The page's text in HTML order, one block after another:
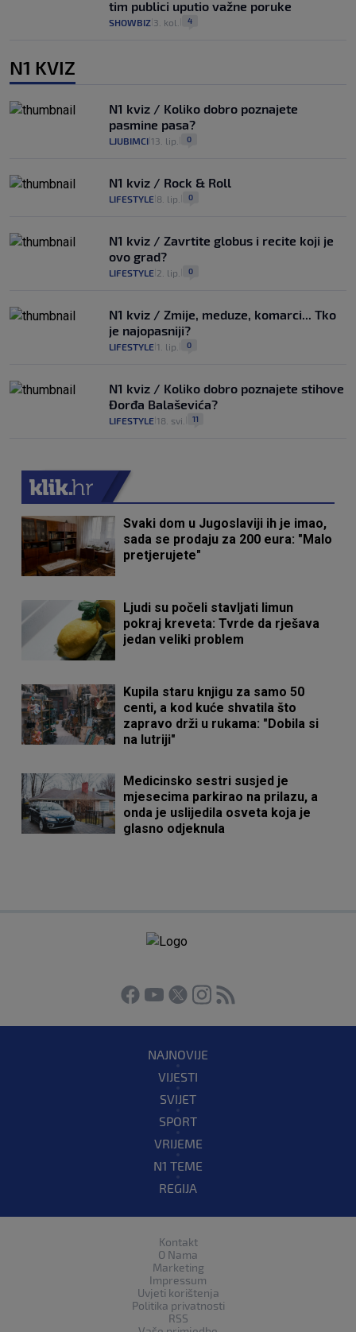
tim publici uputio važne poruke
SHOWBIZ 3. kol. 4
N1 KVIZ
N1 kviz / Koliko dobro poznajete
pasmine pasa?
LJUBIMCI 13. lip. 0
N1 kviz / Rock & Roll
LIFESTYLE 8. lip. 0
N1 kviz / Zavrtite globus i recite koji je
ovo grad?
LIFESTYLE 2. lip. 0
N1 kviz / Zmije, meduze, komarci... Tko
je najopasniji?
LIFESTYLE 1. lip. 0
N1 kviz / Koliko dobro poznajete stihove
Đorđa Balaševića?
LIFESTYLE 18. svi. 11
Svaki dom u Jugoslaviji ih je imao,
sada se prodaju za 200 eura: "Malo
pretjerujete"
Ljudi su počeli stavljati limun
pokraj kreveta: Tvrde da rješava
jedan veliki problem
Kupila staru knjigu za samo 50
centi, a kod kuće shvatila što
zapravo drži u rukama: "Dobila si
na lutriji"
Medicinsko sestri susjed je
mjesecima parkirao na prilazu, a
onda je uslijedila osveta koja je
glasno odjeknula
NAJNOVIJE
VIJESTI
SVIJET
SPORT
VRIJEME
N1 TEME
REGIJA
Kontakt
O Nama
Marketing
Impressum
Uvjeti korištenja
Politika privatnosti
RSS